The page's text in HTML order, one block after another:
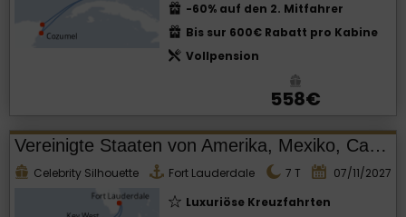
-60% auf den 2. Mitfahrer
Bis sur 600€ Rabatt pro Kabine
Vollpension
558€
Vereinigte Staaten von Amerika, Mexiko, Cayman Islands
Celebrity Silhouette Fort Lauderdale 7 T
07/11/2027
Luxuriöse Kreuzfahrten